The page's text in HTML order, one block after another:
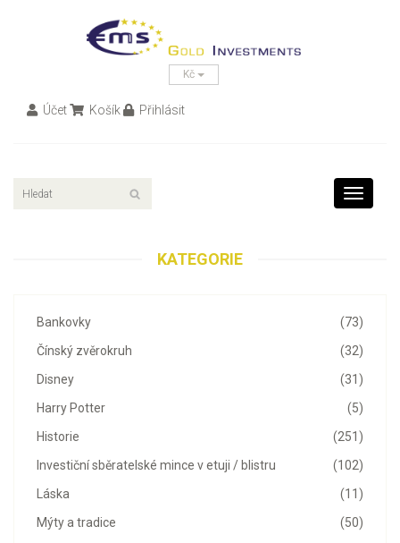
Kč
Účet Košík Přihlásit
Toggle
KATEGORIE
(73)
Bankovky
(32)
Čínský zvěrokruh
(31)
Disney
(5)
Harry Potter
(251)
Historie
(102)
Investiční sběratelské mince v etuji / blistru
(11)
Láska
(50)
Mýty a tradice